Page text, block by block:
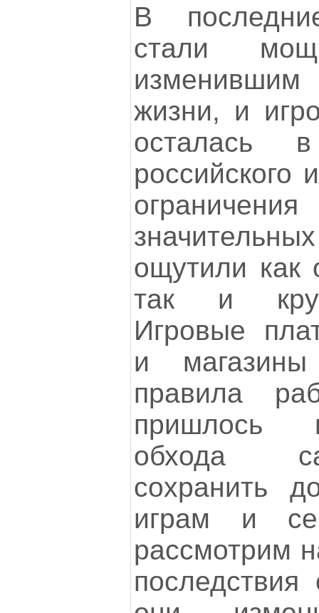
В
стали
жизни, и
осталась
российского
ощутили как
так и
Игровые
и
правила
пришлось
обхода
сохранить
играм и
рассмотрим